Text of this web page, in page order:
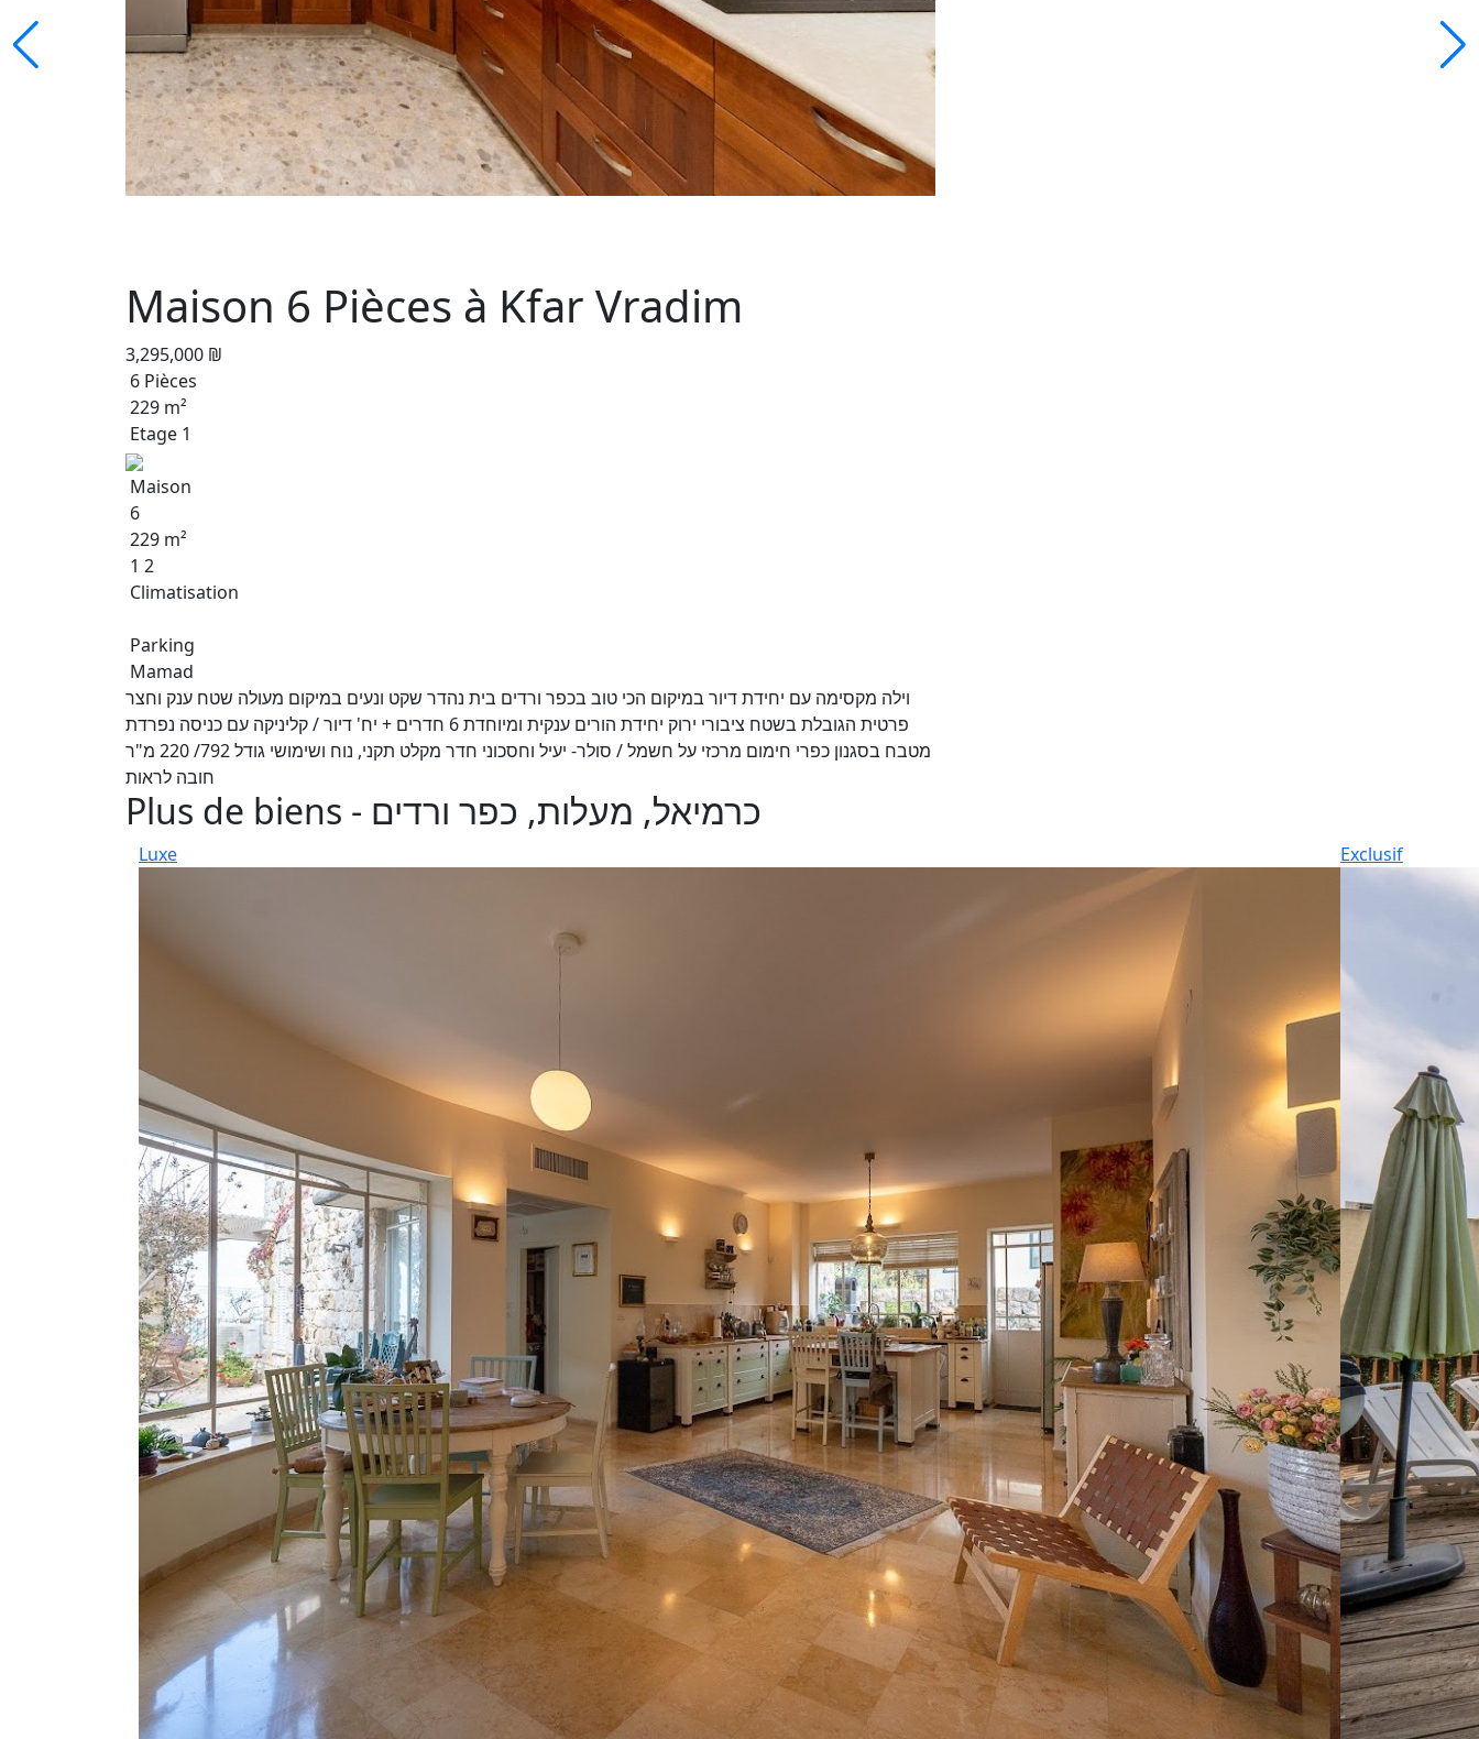
Maison 6 Pièces à Kfar Vradim
3,295,000 ₪
6 Pièces
229 m²
Etage 1
Maison
6
229 m²
1 2
Climatisation
Parking
Mamad
וילה מקסימה עם יחידת דיור במיקום הכי טוב בכפר ורדים בית נהדר שקט ונעים במיקום מעולה שטח ענק וחצר
פרטית הגובלת בשטח ציבורי ירוק יחידת הורים ענקית ומיוחדת 6 חדרים + יח' דיור / קליניקה עם כניסה נפרדת
מטבח בסגנון כפרי חימום מרכזי על חשמל / סולר- יעיל וחסכוני חדר מקלט תקני, נוח ושימושי גודל 792/ 220 מ"ר
חובה לראות
Plus de biens - כרמיאל, מעלות, כפר ורדים
Luxe Exclusif